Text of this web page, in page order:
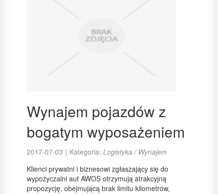
Wynajem pojazdów z
bogatym wyposażeniem
2017-07-03 | Kategoria: Logistyka / Wynajem
Klienci prywatni i biznesowi zgłaszający się do
wypożyczalni aut AWOS otrzymują atrakcyjną
propozycję, obejmującą brak limitu kilometrów,